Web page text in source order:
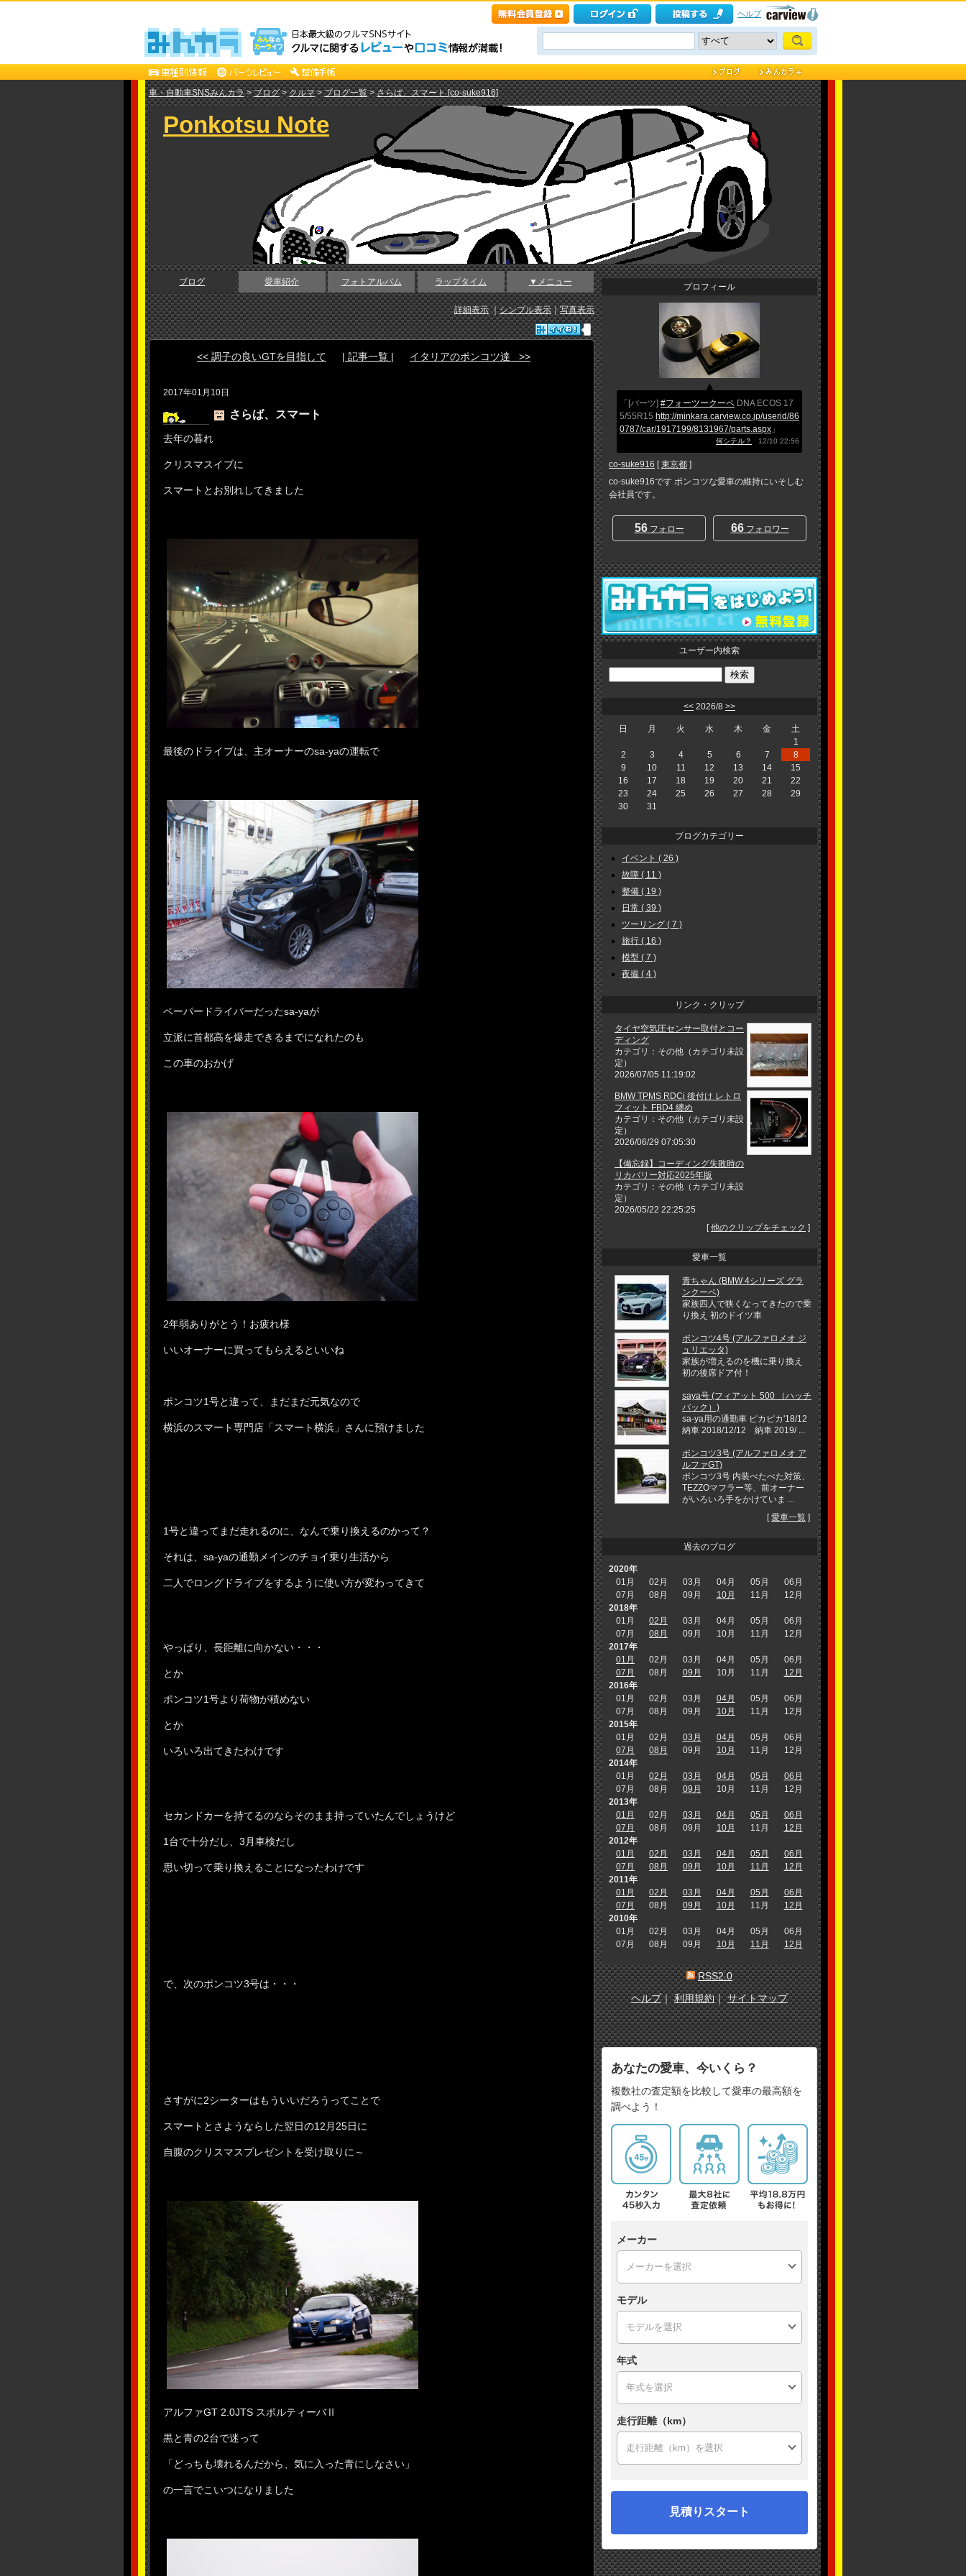
ヘルプ
車・自動車SNSみんカラ>ブログ>クルマ>ブログ一覧>さらば、スマート [co-suke916]
Ponkotsu Note
ブログ 愛車紹介 フォトアルバム ラップタイム ▼メニュー
詳細表示｜シンプル表示｜写真表示
<< 調子の良いGTを目指して | 記事一覧 | イタリアのポンコツ達 >>
2017年01月10日
さらば、スマート
去年の暮れ
クリスマスイブに
スマートとお別れしてきました
最後のドライブは、主オーナーのsa-yaの運転で
ペーパードライバーだったsa-yaが
立派に首都高を爆走できるまでになれたのも
この車のおかげ
2年弱ありがとう！お疲れ様
いいオーナーに買ってもらえるといいね
ポンコツ1号と違って、まだまだ元気なので
横浜のスマート専門店「スマート横浜」さんに預けました
1号と違ってまだ走れるのに、なんで乗り換えるのかって？
それは、sa-yaの通勤メインのチョイ乗り生活から
二人でロングドライブをするように使い方が変わってきて
やっぱり、長距離に向かない・・・
とか
ポンコツ1号より荷物が積めない
とか
いろいろ出てきたわけです
セカンドカーを持てるのならそのまま持っていたんでしょうけど
1台で十分だし、3月車検だし
思い切って乗り換えることになったわけです
で、次のポンコツ3号は・・・
さすがに2シーターはもういいだろうってことで
スマートとさようならした翌日の12月25日に
自腹のクリスマスプレゼントを受け取りに～
アルファGT 2.0JTS スポルティーバⅡ
黒と青の2台で迷って
「どっちも壊れるんだから、気に入った青にしなさい」
の一言でこいつになりました
プロフィール
「[パーツ] #フォーツークーペ DNA ECOS 17
5/55R15 http://minkara.carview.co.jp/userid/86
0787/car/1917199/8131967/parts.aspx 」
何シテル？ 12/10 22:56
co-suke916 [東京都 ]
co-suke916です ポンコツな愛車の維持にいそしむ
会社員です。
56フォロー 66フォロワー
ユーザー内検索
<< 2026/8 >>
日 月 火 水 木 金
土
1
2
3 4 5 6 7
8
9
10 11 12 13 14
15
16
17 18 19 20 21
22
23
24 25 26 27 28
29
30
31
ブログカテゴリー
イベント ( 26 )
故障 ( 11 )
整備 ( 19 )
日常 ( 39 )
ツーリング ( 7 )
旅行 ( 16 )
模型 ( 7 )
夜撮 ( 4 )
リンク・クリップ
タイヤ空気圧センサー取付とコー
ディング
カテゴリ：その他（カテゴリ未設
定）
2026/07/05 11:19:02
BMW TPMS RDCi 後付け レトロ
フィット FBD4 纏め
カテゴリ：その他（カテゴリ未設
定）
2026/06/29 07:05:30
【備忘録】コーディング失敗時の
リカバリー対応2025年版
カテゴリ：その他（カテゴリ未設
定）
2026/05/22 22:25:25
[他のクリップをチェック ]
愛車一覧
青ちゃん (BMW 4シリーズ グラ
ンクーペ)
家族四人で狭くなってきたので乗
り換え 初のドイツ車
ポンコツ4号 (アルファロメオ ジ
ュリエッタ)
家族が増えるのを機に乗り換え
初の後席ドア付！
saya号 (フィアット 500 （ハッチ
バック）)
sa-ya用の通勤車 ピカピカ'18/12
納車 2018/12/12 納車 2019/ ...
ポンコツ3号 (アルファロメオ ア
ルファGT)
ポンコツ3号 内装べたべた対策、
TEZZOマフラー等、前オーナー
がいろいろ手をかけていま ...
[愛車一覧 ]
過去のブログ
2020年
01月
02月 03月 04月 05月
06月
07月
08月 09月 10月 11月
12月
2018年
01月
02月 03月 04月 05月
06月
07月
08月 09月 10月 11月
12月
2017年
01月
02月 03月 04月 05月
06月
07月
08月 09月 10月 11月
12月
2016年
01月
02月 03月 04月 05月
06月
07月
08月 09月 10月 11月
12月
2015年
01月
02月 03月 04月 05月
06月
07月
08月 09月 10月 11月
12月
2014年
01月
02月 03月 04月 05月
06月
07月
08月 09月 10月 11月
12月
2013年
01月
02月 03月 04月 05月
06月
07月
08月 09月 10月 11月
12月
2012年
01月
02月 03月 04月 05月
06月
07月
08月 09月 10月 11月
12月
2011年
01月
02月 03月 04月 05月
06月
07月
08月 09月 10月 11月
12月
2010年
01月
02月 03月 04月 05月
06月
07月
08月 09月 10月 11月 12月
RSS2.0
ヘルプ｜利用規約｜サイトマップ
あなたの愛車、今いくら？
複数社の査定額を比較して愛車の最高額を
調べよう！
メーカー
モデル
年式
走行距離（km）
見積りスタート